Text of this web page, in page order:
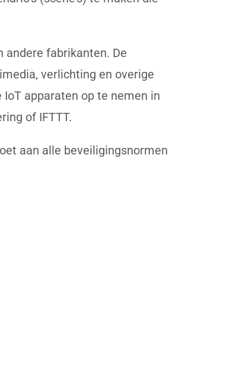
andere fabrikanten. De
verlichting en overige
apparaten op te nemen in
of IFTTT.
aan alle beveiligingsnormen